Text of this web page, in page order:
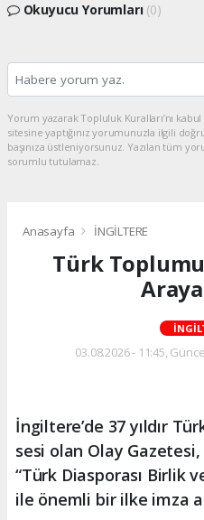
Okuyucu Yorumları (0)
Yorum yazarak Topluluk Kuralları’nı
sitesine yaptığınız yorumunuzla ilgili
başınıza üstleniyorsunuz. Yazılan tüm
sorumlu tutulamaz.
Anasayfa İNGİLTERE
Türk
03.08.2026 - 11:45,
İngiltere’de 37 yıldır
sesi olan Olay
“Türk Diasporası Birlik
ile önemli bir ilke imza